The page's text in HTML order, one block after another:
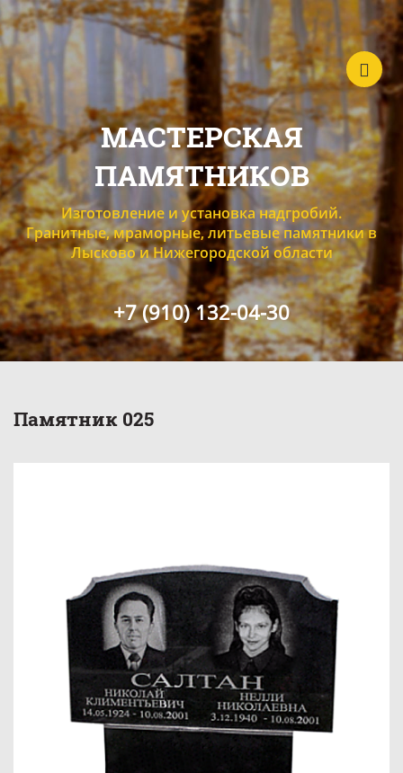
МАСТЕРСКАЯ
ПАМЯТНИКОВ
Изготовление и установка надгробий.
Гранитные, мраморные, литьевые памятники в
Лысково и Нижегородской области
+7 (910) 132-04-30
Памятник 025